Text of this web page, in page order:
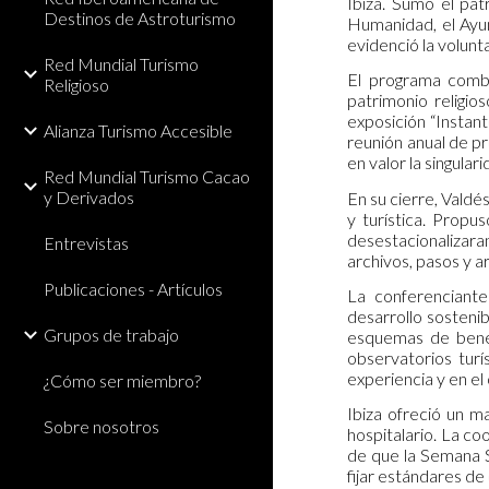
Destinos de Astroturismo
Red Mundial Turismo
Religioso
Alianza Turismo Accesible
Red Mundial Turismo Cacao
y Derivados
Entrevistas
Publicaciones - Artículos
Grupos de trabajo
¿Cómo ser miembro?
Sobre nosotros
Humanidad, el
evidenció la
El programa
patrimonio
exposición
reunión anual de
en valor la
En su cierre,
y turística.
archivos, pasos y
La
desarrollo
esquemas de
observatorios
experiencia y en
Ibiza ofreció un
hospitalario. La
de que la
fijar estándares